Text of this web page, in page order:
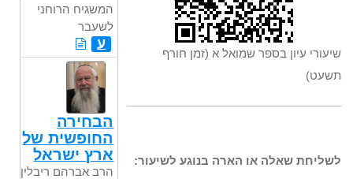
שיעורי עיון בספר שמואל א (זמן חורף
תשעט)
לשליחת שאלה או הארה בנוגע לשיעור:
המשגיח הרוחני
לשעבר
ע
הבחירה
החופשית של
ארץ ישראל
הרב אברהם ריבלין,